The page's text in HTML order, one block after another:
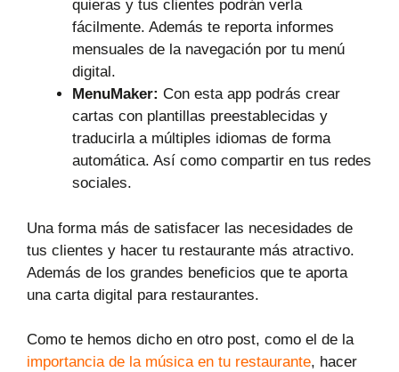
quieras y tus clientes podrán verla
fácilmente. Además te reporta informes
mensuales de la navegación por tu menú
digital.
MenuMaker: Con esta app podrás crear
cartas con plantillas preestablecidas y
traducirla a múltiples idiomas de forma
automática. Así como compartir en tus redes
sociales.
Una forma más de satisfacer las necesidades de
tus clientes y hacer tu restaurante más atractivo.
Además de los grandes beneficios que te aporta
una carta digital para restaurantes.
Como te hemos dicho en otro post, como el de la
importancia de la música en tu restaurante, hacer